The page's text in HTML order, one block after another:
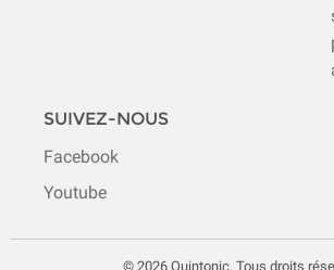
SUIVEZ-NOUS
Facebook
Youtube
© 2026 Quintonic. Tous droits